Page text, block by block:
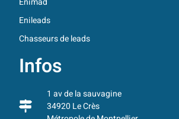
Enileads
Chasseurs de leads
Infos
1 av de la sauvagine
34920 Le Crès